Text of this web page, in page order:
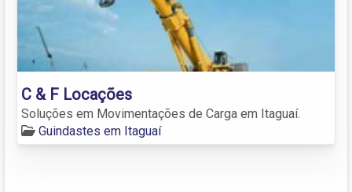
C & F Locações
Soluções em Movimentações de Carga em Itaguaí.
Guindastes em Itaguaí